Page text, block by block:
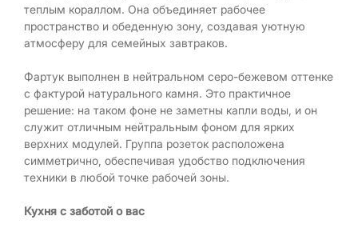
теплым кораллом. Она объединяет рабочее
пространство и обеденную зону, создавая уютную
атмосферу для семейных завтраков.
Фартук выполнен в нейтральном серо-бежевом оттенке
с фактурой натурального камня. Это практичное
решение: на таком фоне не заметны капли воды, и он
служит отличным нейтральным фоном для ярких
верхних модулей. Группа розеток расположена
симметрично, обеспечивая удобство подключения
техники в любой точке рабочей зоны.
Кухня с заботой о вас